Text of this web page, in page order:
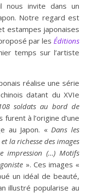
nous invite dans un
Notre regard est
estampes japonaises
par les Éditions
temps sur l’artiste
réalise une série
datant du XVIe
soldats au bord de
furent à l’origine d’une
au Japon. « Dans les
la richesse des images
impression (…) Motifs
». Ces images «
un idéal de beauté,
illustré popularise au